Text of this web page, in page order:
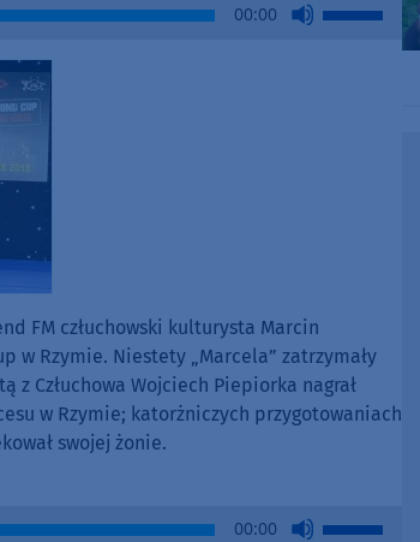
to
00:00
Up/Down
FM człuchowski kulturysta Marcin
w Rzymie. Niestety „Marcela” zatrzymały
z Człuchowa Wojciech Piepiorka nagrał
w Rzymie; katorżniczych przygotowaniach
swojej żonie.
00:00
Use